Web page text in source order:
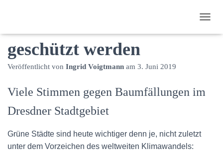
A
geschützt werden
Veröffentlicht von Ingrid Voigtmann am 3. Juni 2019
Viele Stimmen gegen Baumfällungen im
Dresdner Stadtgebiet
Grüne Städte sind heute wichtiger denn je, nicht zuletzt
unter dem Vorzeichen des weltweiten Klimawandels: